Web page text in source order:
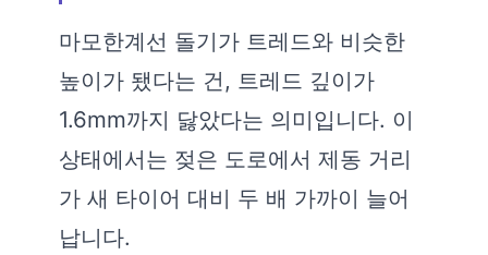
마모한계선 돌기가 트레드와 비슷한
높이가 됐다는 건, 트레드 깊이가
1.6mm까지 닳았다는 의미입니다. 이
상태에서는 젖은 도로에서 제동 거리
가 새 타이어 대비 두 배 가까이 늘어
납니다.